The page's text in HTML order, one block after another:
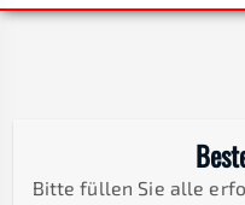
Bitte füllen Sie alle